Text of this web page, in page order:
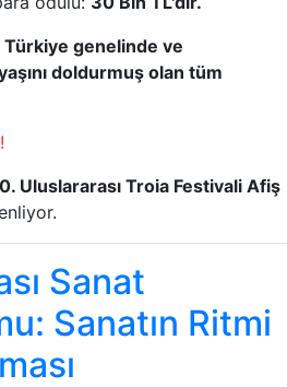
Türkiye genelinde ve
doldurmuş olan tüm
Uluslararası Troia Festivali Afiş
Sanat
Sanatın Ritmi